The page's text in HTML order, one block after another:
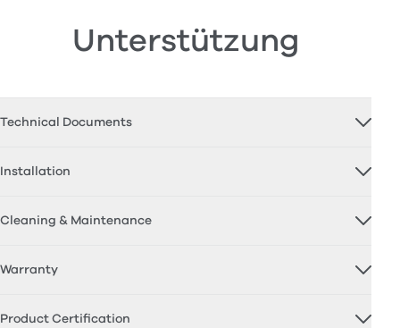
Unterstützung
Technical Documents
Installation
Cleaning & Maintenance
Warranty
Product Certification